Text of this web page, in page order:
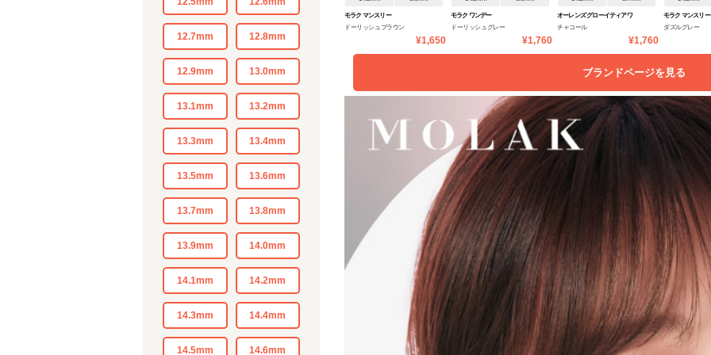
12.7mm 12.8mm
12.9mm 13.0mm
13.1mm 13.2mm
13.3mm 13.4mm
13.5mm 13.6mm
13.7mm 13.8mm
13.9mm 14.0mm
14.1mm 14.2mm
14.3mm 14.4mm
14.5mm 14.6mm
モラク マンスリー
ドーリッシュブラウン
¥1,650
モラク ワンデー
ドーリッシュグレー
¥1,760
オーレンズ グローイティアワ
チャコール
¥1,760
モラク マンスリー
ダズルグレー
ブランドページを見る